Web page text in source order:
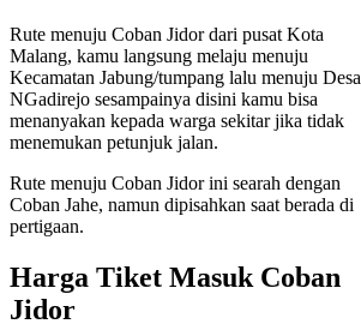
Rute menuju Coban Jidor dari pusat Kota
Malang, kamu langsung melaju menuju
Kecamatan Jabung/tumpang lalu menuju Desa
NGadirejo sesampainya disini kamu bisa
menanyakan kepada warga sekitar jika tidak
menemukan petunjuk jalan.
Rute menuju Coban Jidor ini searah dengan
Coban Jahe, namun dipisahkan saat berada di
pertigaan.
Harga Tiket Masuk Coban
Jidor